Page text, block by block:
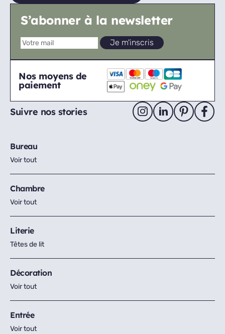
S’abonner à la newsletter
Nos moyens de
paiement
Suivre nos stories
Bureau
Voir tout
Chambre
Voir tout
Literie
Têtes de lit
Décoration
Voir tout
Entrée
Voir tout